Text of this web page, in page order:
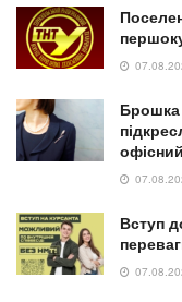
Брошка
Вступ